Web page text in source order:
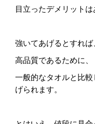
目立ったデメリットは
強いてあげるとすれば
高品質であるために、
一般的なタオルと比
げられます。